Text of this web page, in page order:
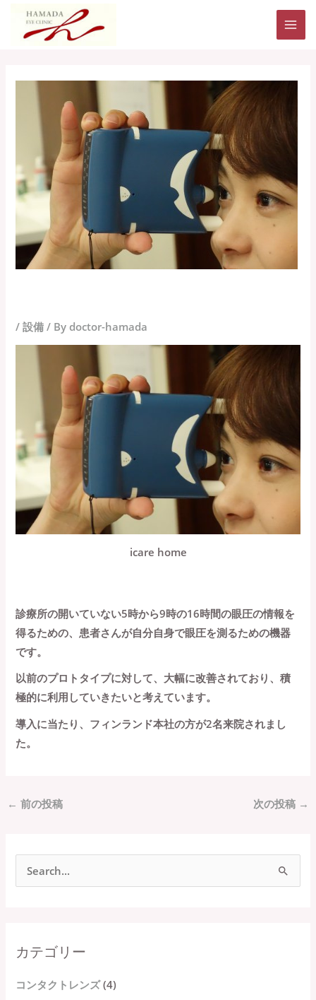
/設備 / By doctor-hamada
icare home
診療所の開いていない5時から9時の16時間の眼圧の情報を
得るための、患者さんが自分自身で眼圧を測るための機器
です。
以前のプロトタイプに対して、大幅に改善されており、積
極的に利用していきたいと考えています。
導入に当たり、フィンランド本社の方が2名来院されまし
た。
← 前の投稿 次の投稿 →
:カテゴリー
コンタクトレンズ(4)